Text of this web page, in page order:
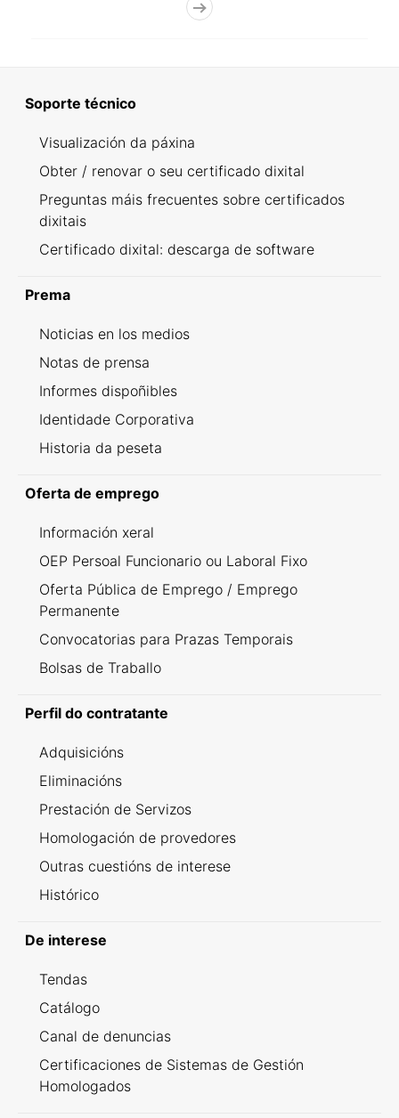
Soporte técnico
Visualización da páxina
Obter / renovar o seu certificado dixital
Preguntas máis frecuentes sobre certificados
dixitais
Certificado dixital: descarga de software
Prema
Noticias en los medios
Notas de prensa
Informes dispoñibles
Identidade Corporativa
Historia da peseta
Oferta de emprego
Información xeral
OEP Persoal Funcionario ou Laboral Fixo
Oferta Pública de Emprego / Emprego
Permanente
Convocatorias para Prazas Temporais
Bolsas de Traballo
Perfil do contratante
Adquisicións
Eliminacións
Prestación de Servizos
Homologación de provedores
Outras cuestións de interese
Histórico
De interese
Tendas
Catálogo
Canal de denuncias
Certificaciones de Sistemas de Gestión
Homologados